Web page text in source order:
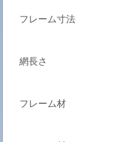
フレーム寸法
網長さ
フレーム材